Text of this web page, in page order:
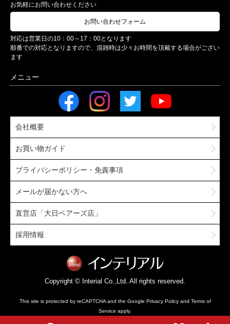
お気軽にお問い合わせください
お問い合わせフォーム
対応は営業日の10：00～17：00となります
順番での対応となりますので、混雑時は少々お時間を頂戴する場合がござい
ます
会社概要
お買い物ガイド
プライバシーポリシー・免責事項
メールが届かない方へ
直営店「大日ベアーズ店」
採用情報
Copyright © Interial Co.,Ltd. All rights reserved.
This site is protected by reCAPTCHA and the Google Privacy Policyand Terms of
Service apply.